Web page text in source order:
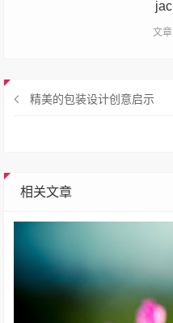
文
精美的包装设计创意启示
相关文章